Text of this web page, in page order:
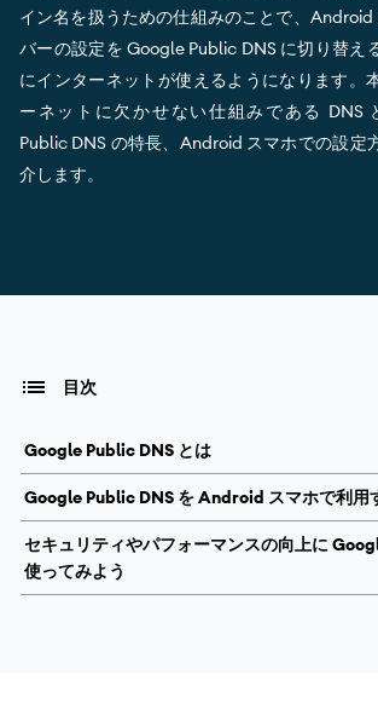
イン名を扱うための仕組みのことで、Android
バーの設定を Google Public DNS に切り替え
にインターネットが使えるようになります。
ーネットに欠かせない仕組みである DNS
Public DNS の特長、Android スマホでの設定
介します。
目次
Google Public DNS とは
Google Public DNS を Android スマホで利用
セキュリティやパフォーマンスの向上に
使ってみよう